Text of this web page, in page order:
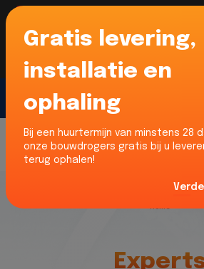
Voor onze Nederlandse klanten...
liefst 52% goedkoper dan
limburg en Noord-Brabant!
Home
Gratis levering,
installatie en
ophaling
Bij een huurtermijn van minstens 28
onze bouwdrogers gratis bij u
terug ophalen!